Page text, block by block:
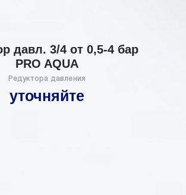
давл. 3/4 от 0,5-4 бар
PRO AQUA
Редуктора давления
уточняйте